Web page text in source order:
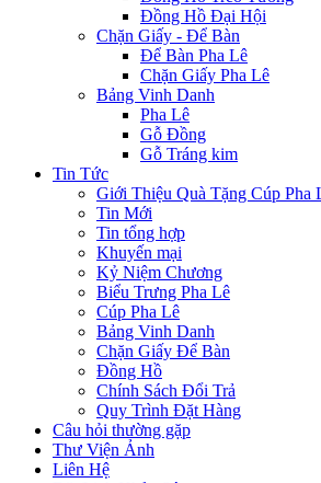
Đồng Hồ Đại Hội
Chặn Giấy - Để Bàn
Để Bàn Pha Lê
Chặn Giấy Pha Lê
Bảng Vinh Danh
Pha Lê
Gỗ Đồng
Gỗ Tráng kim
Tin Tức
Giới Thiệu Quà Tặng Cúp Pha
Tin Mới
Tin tổng hợp
Khuyến mại
Kỷ Niệm Chương
Biểu Trưng Pha Lê
Cúp Pha Lê
Bảng Vinh Danh
Chặn Giấy Để Bàn
Đồng Hồ
Chính Sách Đổi Trả
Quy Trình Đặt Hàng
Câu hỏi thường gặp
Thư Viện Ảnh
Liên Hệ